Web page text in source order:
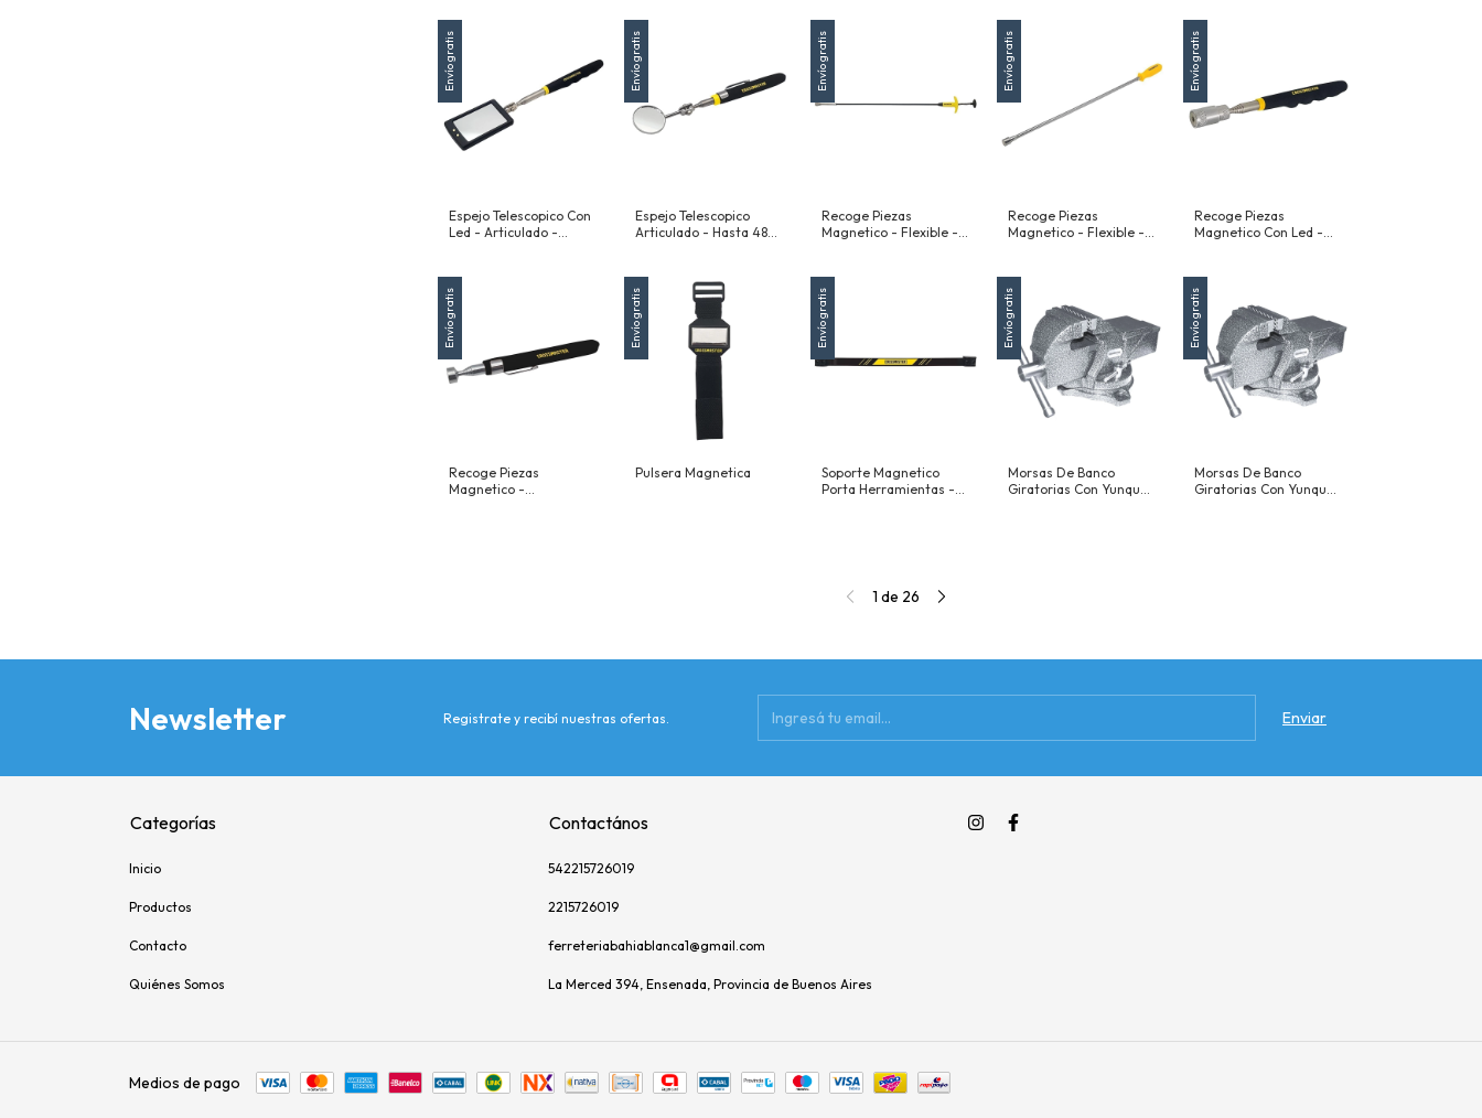
Envío gratis
Espejo Telescopico Con
Led - Articulado -
Envío gratis
Espejo Telescopico
Articulado - Hasta 488
Envío gratis
Recoge Piezas
Magnetico - Flexible -
Envío gratis
Recoge Piezas
Magnetico - Flexible -
Envío gratis
Recoge Piezas
Magnetico Con Led -
Envío gratis
Recoge Piezas
Magnetico -
Envío gratis
Pulsera Magnetica
Envío gratis
Soporte Magnetico
Porta Herramientas -
Envío gratis
Morsas De Banco
Giratorias Con Yunque
Envío gratis
Morsas De Banco
Giratorias Con Yunque
1 de 26
Newsletter Registrate y recibí nuestras ofertas.
Categorías
Inicio
Productos
Contacto
Quiénes Somos
Contactános
542215726019
2215726019
ferreteriabahiablanca1@gmail.com
La Merced 394, Ensenada, Provincia de Buenos Aires
Medios de pago